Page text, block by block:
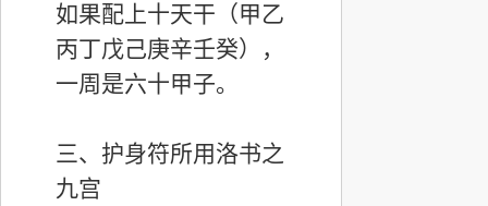
如果配上十天干（甲乙
丙丁戊己庚辛壬癸），
一周是六十甲子。
三、护身符所用洛书之
九宫